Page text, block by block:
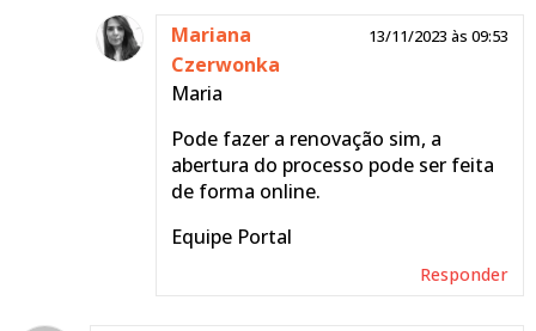
Mariana
Czerwonka
13/11/2023 às 09:53
Maria
Pode fazer a renovação sim, a
abertura do processo pode ser feita
de forma online.
Equipe Portal
Responder